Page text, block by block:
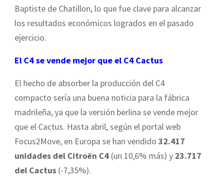
Baptiste de Chatillon, lo que fue clave para alcanzar
los resultados económicos logrados en el pasado
ejercicio.
El C4 se vende mejor que el C4 Cactus
El hecho de absorber la producción del C4
compacto sería una buena noticia para la fábrica
madrileña, ya que la versión berlina se vende mejor
que el Cactus. Hasta abril, según el portal web
Focus2Move, en Europa se han vendido 32.417
unidades del Citroën C4 (un 10,6% más) y 23.717
del Cactus (-7,35%).